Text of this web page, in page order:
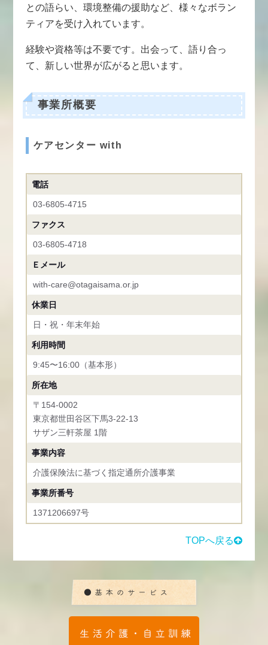
との語らい、環境整備の援助など、様々なボラン
ティアを受け入れています。
経験や資格等は不要です。出会って、語り合っ
て、新しい世界が広がると思います。
事業所概要
ケアセンター with
電話
03-6805-4715
ファクス
03-6805-4718
Ｅメール
with-care@otagaisama.or.jp
休業日
日・祝・年末年始
利用時間
9:45〜16:00（基本形）
所在地
〒154-0002
東京都世田谷区下馬3-22-13
サザン三軒茶屋 1階
事業内容
介護保険法に基づく指定通所介護事業
事業所番号
1371206697号
TOPへ戻る